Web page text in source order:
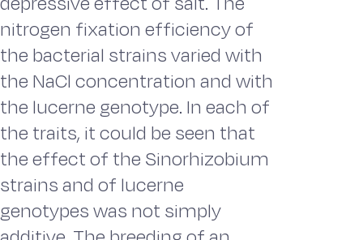
nitrogen fixation efficiency of
the bacterial strains varied with
the NaCl concentration and with
the lucerne genotype. In each of
the traits, it could be seen that
the effect of the Sinorhizobium
strains and of lucerne
genotypes was not simply